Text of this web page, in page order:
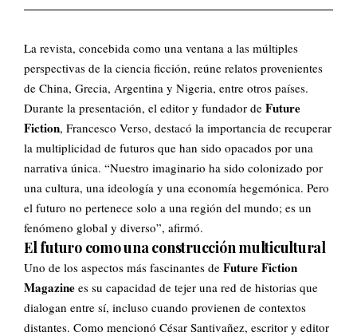
La revista, concebida como una ventana a las múltiples
perspectivas de la ciencia ficción, reúne relatos provenientes
de China, Grecia, Argentina y Nigeria, entre otros países.
Durante la presentación, el editor y fundador de Future
Fiction, Francesco Verso, destacó la importancia de recuperar
la multiplicidad de futuros que han sido opacados por una
narrativa única. “Nuestro imaginario ha sido colonizado por
una cultura, una ideología y una economía hegemónica. Pero
el futuro no pertenece solo a una región del mundo; es un
fenómeno global y diverso”, afirmó.
El futuro como una construcción multicultural
Uno de los aspectos más fascinantes de Future Fiction
Magazine es su capacidad de tejer una red de historias que
dialogan entre sí, incluso cuando provienen de contextos
distantes. Como mencionó César Santivañez, escritor y editor